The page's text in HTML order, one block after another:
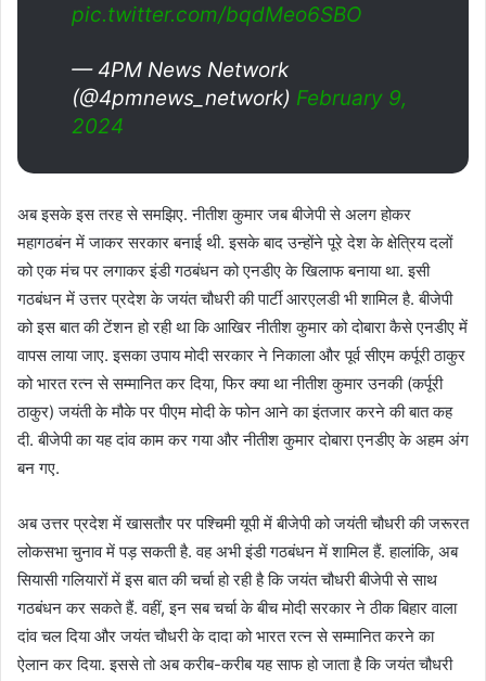
pic.twitter.com/bqdMeo6SBO
— 4PM News Network
(@4pmnews_network) February 9,
2024
अब इसके इस तरह से समझिए. नीतीश कुमार जब बीजेपी से अलग होकर
महागठबंन में जाकर सरकार बनाई थी. इसके बाद उन्होंने पूरे देश के क्षेत्रिय दलों
को एक मंच पर लगाकर इंडी गठबंधन को एनडीए के खिलाफ बनाया था. इसी
गठबंधन में उत्तर प्रदेश के जयंत चौधरी की पार्टी आरएलडी भी शामिल है. बीजेपी
को इस बात की टेंशन हो रही था कि आखिर नीतीश कुमार को दोबारा कैसे एनडीए में
वापस लाया जाए. इसका उपाय मोदी सरकार ने निकाला और पूर्व सीएम कर्पूरी ठाकुर
को भारत रत्न से सम्मानित कर दिया, फिर क्या था नीतीश कुमार उनकी (कर्पूरी
ठाकुर) जयंती के मौके पर पीएम मोदी के फोन आने का इंतजार करने की बात कह
दी. बीजेपी का यह दांव काम कर गया और नीतीश कुमार दोबारा एनडीए के अहम अंग
बन गए.
अब उत्तर प्रदेश में खासतौर पर पश्चिमी यूपी में बीजेपी को जयंती चौधरी की जरूरत
लोकसभा चुनाव में पड़ सकती है. वह अभी इंडी गठबंधन में शामिल हैं. हालांकि, अब
सियासी गलियारों में इस बात की चर्चा हो रही है कि जयंत चौधरी बीजेपी से साथ
गठबंधन कर सकते हैं. वहीं, इन सब चर्चा के बीच मोदी सरकार ने ठीक बिहार वाला
दांव चल दिया और जयंत चौधरी के दादा को भारत रत्न से सम्मानित करने का
ऐलान कर दिया. इससे तो अब करीब-करीब यह साफ हो जाता है कि जयंत चौधरी